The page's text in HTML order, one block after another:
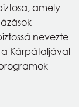
amely
nevezte
a Kárpátaljával